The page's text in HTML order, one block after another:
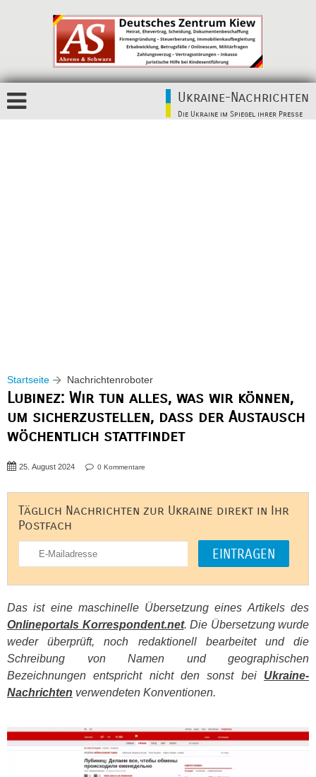
Ukraine-Nachrichten
Die Ukraine im Spiegel ihrer Presse
Startseite Nachrichtenroboter
Lubinez: Wir tun alles, was wir können,
um sicherzustellen, dass der Austausch
wöchentlich stattfindet
25. August 2024 0 Kommentare
Täglich Nachrichten zur Ukraine direkt in Ihr
Postfach
Das ist eine maschinelle Übersetzung eines Artikels des
Onlineportals Korrespondent.net. Die Übersetzung wurde
weder überprüft, noch redaktionell bearbeitet und die
Schreibung von Namen und geographischen
Bezeichnungen entspricht nicht den sonst bei Ukraine-
Nachrichten verwendeten Konventionen.